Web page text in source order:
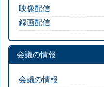
映像配信
録画配信
会議の情報
会議の情報